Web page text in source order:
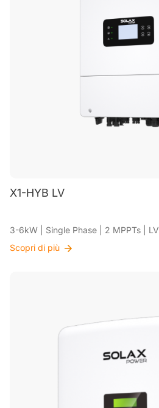
X1-HYB LV
3-6kW | Single Phase | 2 MPPTs | LV
Scopri di più